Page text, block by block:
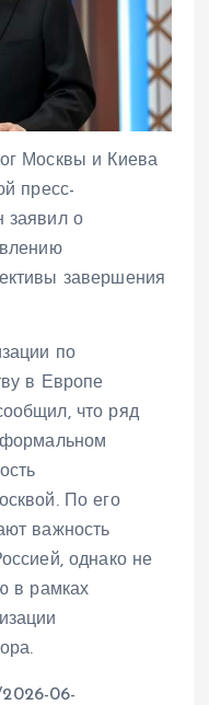
Москвы и Киева
пресс-
заявил о
завершения
по
в Европе
что ряд
По его
важность
однако не
в рамках
06-